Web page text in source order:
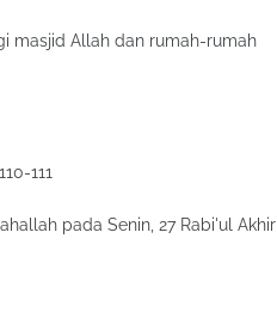
masjid Allah dan rumah-rumah
111
pada Senin, 27 Rabi'ul Akhir